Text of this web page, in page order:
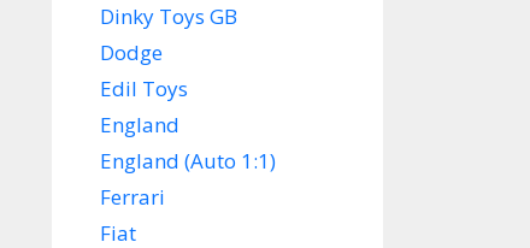
Dinky Toys GB
Dodge
Edil Toys
England
England (Auto 1:1)
Ferrari
Fiat